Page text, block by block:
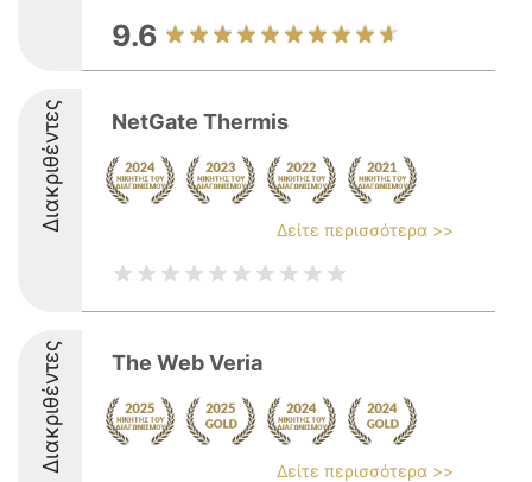
9.6
Διακριθέντες NetGate Thermis
Δείτε περισσότερα >>
Διακριθέντες The Web Veria
Δείτε περισσότερα >>